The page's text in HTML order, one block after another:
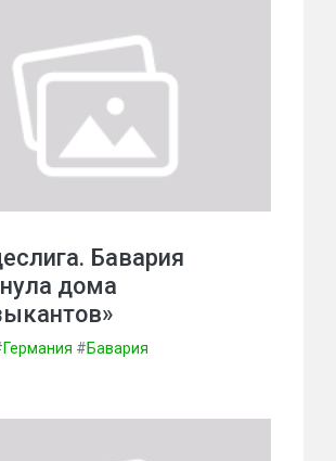
Бавария
дома
Германия #Бавария